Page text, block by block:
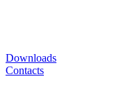
Downloads
Contacts